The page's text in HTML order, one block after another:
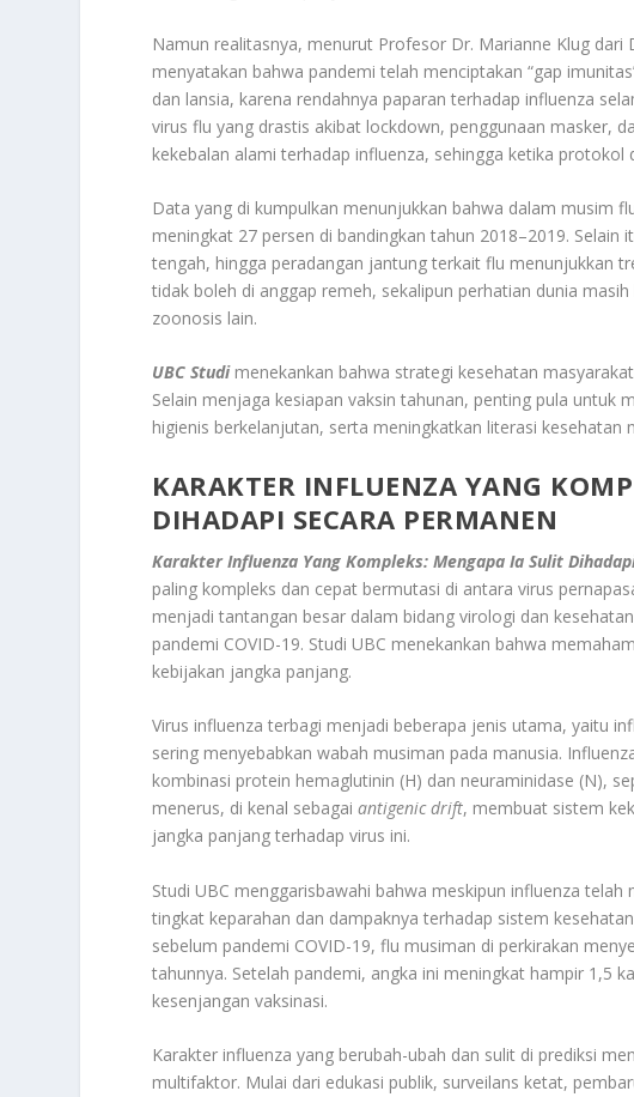
Namun realitasnya, menurut Profesor Dr. Marianne Klug dari
menyatakan bahwa pandemi telah menciptakan “gap
dan lansia, karena rendahnya paparan terhadap influenza
virus flu yang drastis akibat lockdown, penggunaan masker,
kekebalan alami terhadap influenza, sehingga ketika protokol
Data yang di kumpulkan menunjukkan bahwa dalam musim
meningkat 27 persen di bandingkan tahun 2018–2019.
tengah, hingga peradangan jantung terkait flu menunjukkan
tidak boleh di anggap remeh, sekalipun perhatian dunia
zoonosis lain.
UBC Studimenekankan bahwa strategi kesehatan
Selain menjaga kesiapan vaksin tahunan, penting pula untuk
higienis berkelanjutan, serta meningkatkan literasi
KARAKTER INFLUENZA YANG
DIHADAPI SECARA PERMANEN
Karakter Influenza Yang Kompleks: Mengapa Ia Sulit
paling kompleks dan cepat bermutasi di antara virus
menjadi tantangan besar dalam bidang virologi dan
pandemi COVID-19. Studi UBC menekankan bahwa
kebijakan jangka panjang.
Virus influenza terbagi menjadi beberapa jenis utama, yaitu
sering menyebabkan wabah musiman pada manusia.
kombinasi protein hemaglutinin (H) dan neuraminidase (N),
menerus, di kenal sebagaiantigenic drift, membuat sistem
jangka panjang terhadap virus ini.
Studi UBC menggarisbawahi bahwa meskipun influenza
tingkat keparahan dan dampaknya terhadap sistem
sebelum pandemi COVID-19, flu musiman di perkirakan
tahunnya. Setelah pandemi, angka ini meningkat hampir 1,5
kesenjangan vaksinasi.
Karakter influenza yang berubah-ubah dan sulit di prediksi
multifaktor. Mulai dari edukasi publik, surveilans ketat,